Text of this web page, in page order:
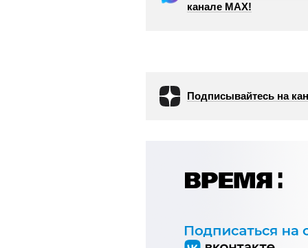
канале МАХ!
Подписывайтесь на